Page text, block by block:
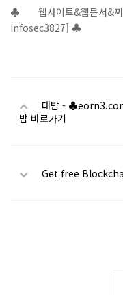
♣ 웹사이트&웹문서&
Infosec3827] ♣
대밤 -
밤 바로가기
Get free